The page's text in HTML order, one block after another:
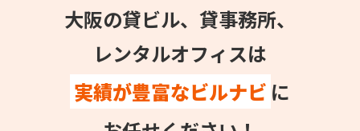
大阪の貸ビル、貸事務所、
レンタルオフィスは
実績が豊富なビルナビ に